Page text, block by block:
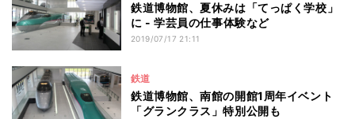
鉄道博物館、夏休みは「てっぱく学校」
に - 学芸員の仕事体験など
2019/07/17 21:11
鉄道
鉄道博物館、南館の開館1周年イベント
「グランクラス」特別公開も